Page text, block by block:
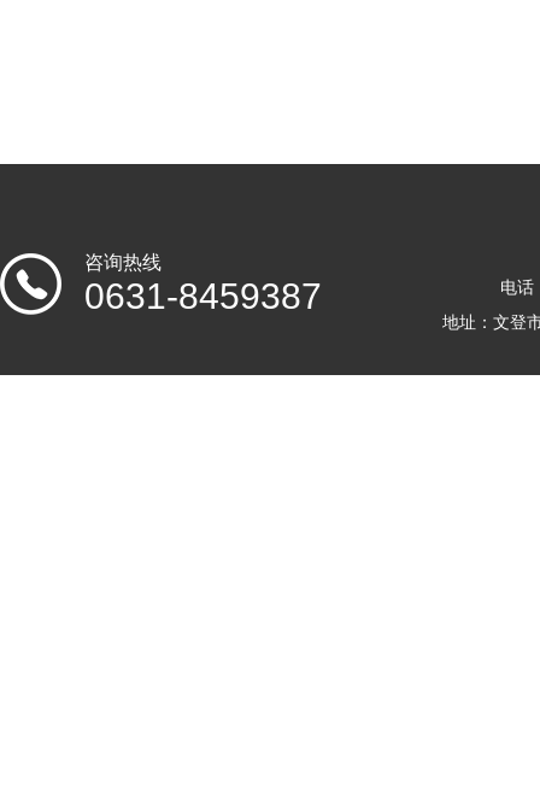
咨询热线
0631-8459387
电
地址：文登